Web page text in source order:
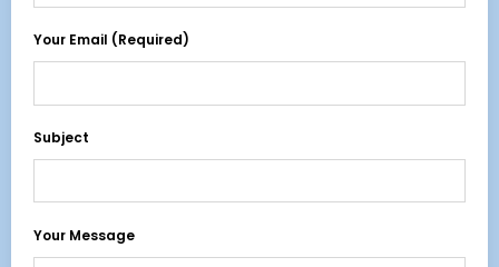
Your Email (required)
Subject
Your Message